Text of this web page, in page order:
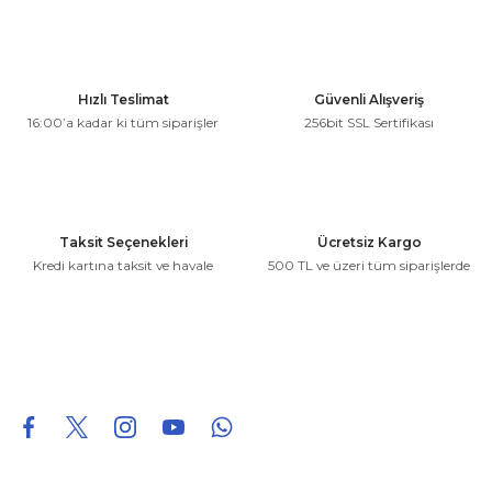
Hızlı Teslimat
16:00’a kadar ki tüm siparişler
Güvenli Alışveriş
256bit SSL Sertifikası
Taksit Seçenekleri
Kredi kartına taksit ve havale
Ücretsiz Kargo
500 TL ve üzeri tüm siparişlerde